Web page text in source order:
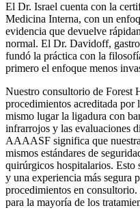
El Dr. Israel cuenta con la
Medicina Interna, con un
evidencia que devuelve
normal. El Dr. Davidoff,
fundó la práctica con la
primero el enfoque menos
Nuestro consultorio de Forest
procedimientos acreditada
mismo lugar la ligadura con
infrarrojos y las evaluaciones
AAAASF significa que
mismos estándares de
quirúrgicos hospitalarios. Esto
y una experiencia más segura
procedimientos en
para la mayoría de los